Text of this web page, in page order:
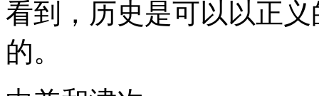
看到，历史是可以以正
的。